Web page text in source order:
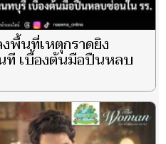
พื้นที่เหตุกราดยิง
ที เบื้องต้นมือปืนหลบ